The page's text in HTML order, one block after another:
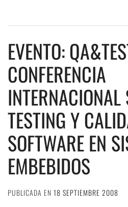
EVENTO:
CONFERENCIA
INTERNACIONAL
TESTING Y
SOFTWARE EN
EMBEBIDOS
PUBLICADA EN 18 SEPTIEMBRE 2008